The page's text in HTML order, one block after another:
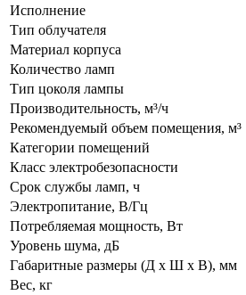
Исполнение
Тип облучателя
Материал корпуса
Количество ламп
Тип цоколя лампы
Производительность, м³/ч
Рекомендуемый объем помещения, м³
Категории помещений
Класс электробезопасности
Срок службы ламп, ч
Электропитание, В/Гц
Потребляемая мощность, Вт
Уровень шума, дБ
Габаритные размеры (Д х Ш х В), мм
Вес, кг